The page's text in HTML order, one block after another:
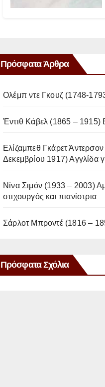
Πρόσφατα Άρθρα
Ολέμπ ντε Γκουζ (1748-
Έντιθ Κάβελ (1865 – 1915)
Ελίζαμπεθ Γκάρετ
Δεκεμβρίου 1917) Αγγλίδα
Νίνα Σιμόν (1933 – 2003)
στιχουργός και πιανίστρια
Σάρλοτ Μπροντέ (1816 –
Πρόσφατα Σχόλια